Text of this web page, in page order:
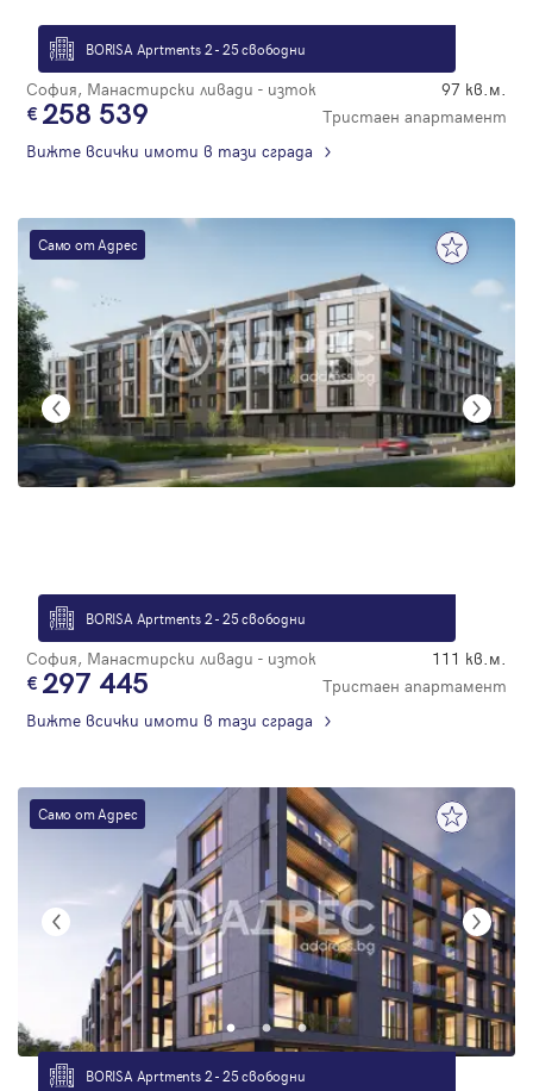
BORISA Aprtments 2 - 25 свободни
София, Манастирски ливади - изток 97 кв.м.
258 539
Тристаен апартамент
Вижте всички имоти в тази сграда
Само от Адрес
BORISA Aprtments 2 - 25 свободни
София, Манастирски ливади - изток 111 кв.м.
297 445
Тристаен апартамент
Вижте всички имоти в тази сграда
Само от Адрес
BORISA Aprtments 2 - 25 свободни